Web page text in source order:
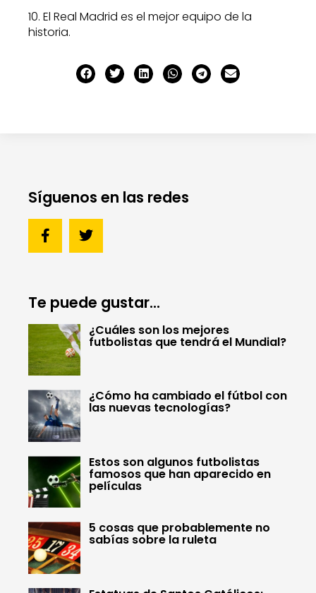
10. El Real Madrid es el mejor equipo de la
historia.
Síguenos en las redes
Te puede gustar...
¿Cuáles son los mejores
futbolistas que tendrá el Mundial?
¿Cómo ha cambiado el fútbol con
las nuevas tecnologías?
Estos son algunos futbolistas
famosos que han aparecido en
películas
5 cosas que probablemente no
sabías sobre la ruleta